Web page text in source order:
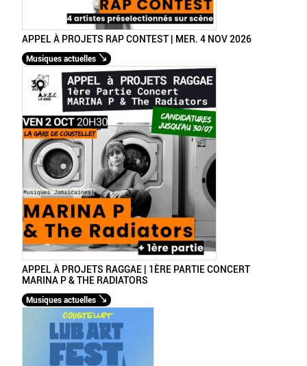
APPEL À PROJETS RAP CONTEST | MER. 4 NOV 2026
Musiques actuelles
APPEL À PROJETS RAGGAE | 1ÈRE PARTIE CONCERT
MARINA P & THE RADIATORS
Musiques actuelles